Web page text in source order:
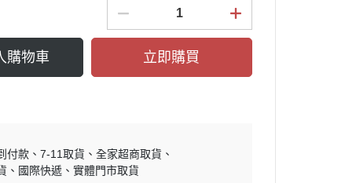
購物車 立即購買
付款 7-11取貨
全家超商取貨
國際快遞
實體門市取貨